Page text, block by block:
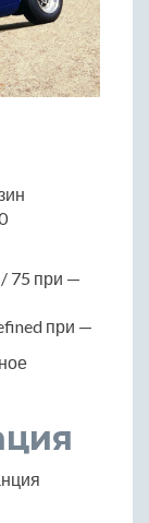
75 при —
при —